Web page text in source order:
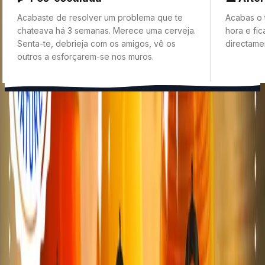
Acabaste de resolver um problema que te
chateava há 3 semanas. Merece uma cerveja.
Senta-te, debrieja com os amigos, vê os
outros a esforçarem-se nos muros.
Acabas o
hora e
O QUE SE COME?
Pratos pequenos,
grandes prazeres.